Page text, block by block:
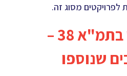
מסוג זה.
תקנות כיבוי אש בתמ"א 38 –
שנוספו